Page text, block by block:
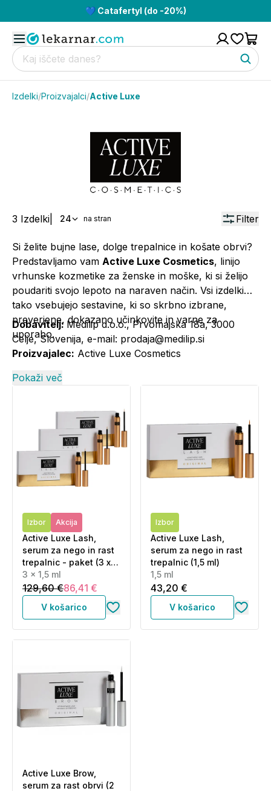
💙 Catafertyl (do -20%)
Izdelki/Proizvajalci/Active Luxe
3 Izdelki 24 na stran Filter
Si želite bujne lase, dolge trepalnice in košate obrvi?
Predstavljamo vam Active Luxe Cosmetics, linijo
vrhunske kozmetike za ženske in moške, ki si želijo
poudariti svojo lepoto na naraven način. Vsi izdelki
tako vsebujejo sestavine, ki so skrbno izbrane,
preverjene, dokazano učinkovite in varne za
uporabo.
Dobavitelj: Medilip d.o.o., Prvomajska 18a, 3000
Celje, Slovenija, e-mail: prodaja@medilip.si
Proizvajalec: Active Luxe Cosmetics
Pokaži več
Izbor Akcija
Active Luxe Lash,
serum za nego in rast
trepalnic - paket (3 x
1,5 ml)
3 x 1,5 ml
129,60 €86,41 €
V košarico
Izbor
Active Luxe Lash,
serum za nego in rast
trepalnic (1,5 ml)
1,5 ml
43,20 €
V košarico
Active Luxe Brow,
serum za rast obrvi (2